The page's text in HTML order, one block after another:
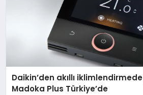
Daikin’den akıllı
Madoka Plus Türkiye’de